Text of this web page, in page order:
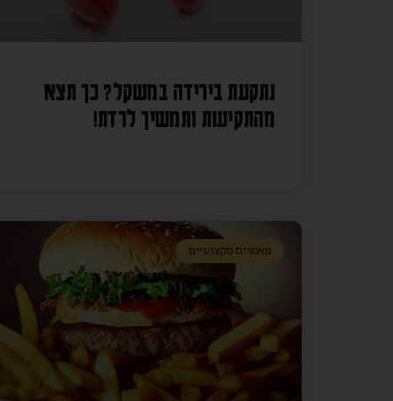
נתקעת בירידה במשקל? כך תצא
מהתקיעות ותמשיך לרדת!
מאמרים מקצועיים